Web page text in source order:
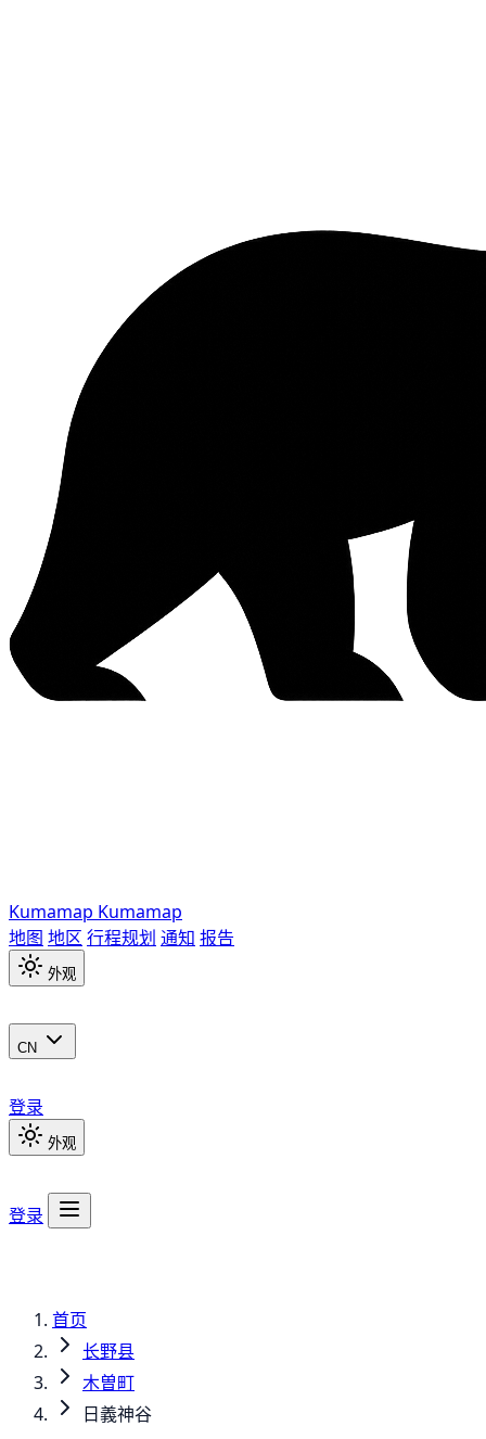
Kumamap Kumamap
地图 地区 行程规划 通知 报告
外观
CN
登录
外观
登录
首页
长野县
木曽町
日義神谷